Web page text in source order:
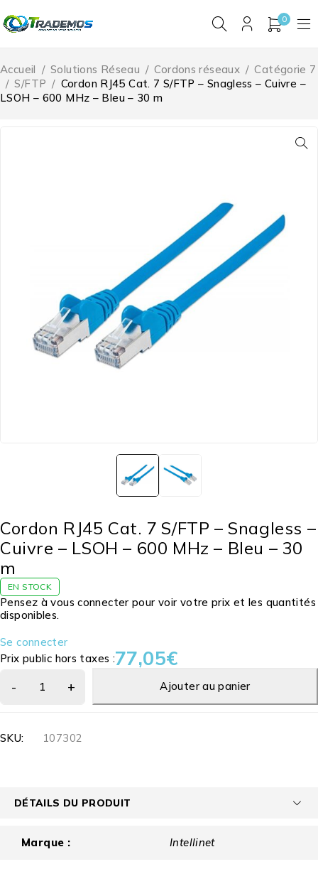
0
Accueil / Solutions Réseau / Cordons réseaux / Catégorie 7
/ S/FTP / Cordon RJ45 Cat. 7 S/FTP – Snagless – Cuivre –
LSOH – 600 MHz – Bleu – 30 m
Cordon RJ45 Cat. 7 S/FTP – Snagless –
Cuivre – LSOH – 600 MHz – Bleu – 30
m
EN STOCK
Pensez à vous connecter pour voir votre prix et les quantités
disponibles.
Se connecter
Prix public hors taxes :77,05€
Ajouter au panier
SKU: 107302
DÉTAILS DU PRODUIT
Marque : Intellinet